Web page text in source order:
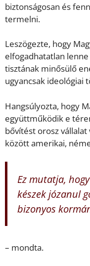
biztonságosan és
termelni.
Leszögezte, hogy
elfogadhatatlan
tisztának minősülő
ugyancsak ideológiai
Hangsúlyozta, hogy
együttműködik e
bővítést orosz vállalat
között amerikai,
Ez mutatja,
készek józanul
bizonyos
– mondta.